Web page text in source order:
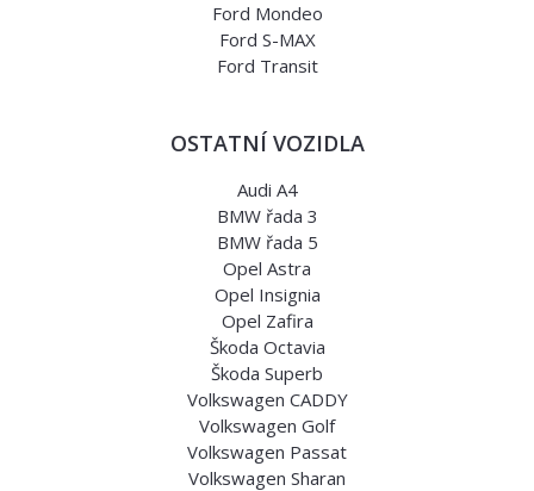
Ford Mondeo
Ford S-MAX
Ford Transit
OSTATNÍ VOZIDLA
Audi A4
BMW řada 3
BMW řada 5
Opel Astra
Opel Insignia
Opel Zafira
Škoda Octavia
Škoda Superb
Volkswagen CADDY
Volkswagen Golf
Volkswagen Passat
Volkswagen Sharan